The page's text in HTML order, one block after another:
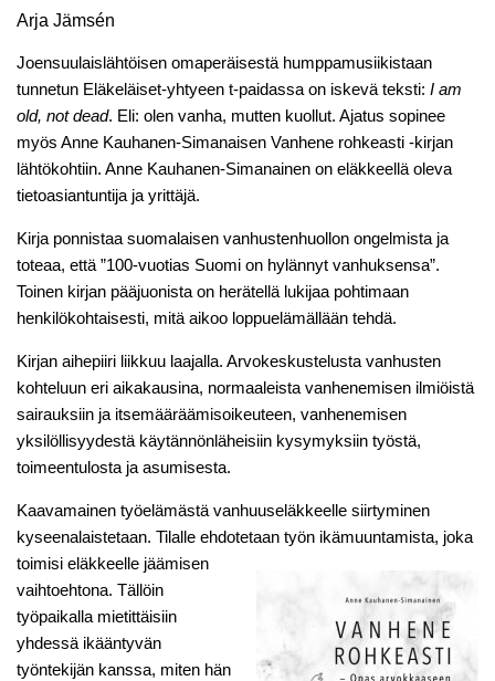
Arja Jämsén
Joensuulaislähtöisen omaperäisestä humppamusiikistaan
tunnetun Eläkeläiset-yhtyeen t-paidassa on iskevä teksti: I am
old, not dead. Eli: olen vanha, mutten kuollut. Ajatus sopinee
myös Anne Kauhanen-Simanaisen Vanhene rohkeasti -kirjan
lähtökohtiin. Anne Kauhanen-Simanainen on eläkkeellä oleva
tietoasiantuntija ja yrittäjä.
Kirja ponnistaa suomalaisen vanhustenhuollon ongelmista ja
toteaa, että ”100-vuotias Suomi on hylännyt vanhuksensa”.
Toinen kirjan pääjuonista on herätellä lukijaa pohtimaan
henkilökohtaisesti, mitä aikoo loppuelämällään tehdä.
Kirjan aihepiiri liikkuu laajalla. Arvokeskustelusta vanhusten
kohteluun eri aikakausina, normaaleista vanhenemisen ilmiöistä
sairauksiin ja itsemääräämisoikeuteen, vanhenemisen
yksilöllisyydestä käytännönläheisiin kysymyksiin työstä,
toimeentulosta ja asumisesta.
Kaavamainen työelämästä vanhuuseläkkeelle siirtyminen
kyseenalaistetaan. Tilalle ehdotetaan työn ikämuuntamista, joka
toimisi eläkkeelle jäämisen
vaihtoehtona. Tällöin
työpaikalla mietittäisiin
yhdessä ikääntyvän
työntekijän kanssa, miten hän